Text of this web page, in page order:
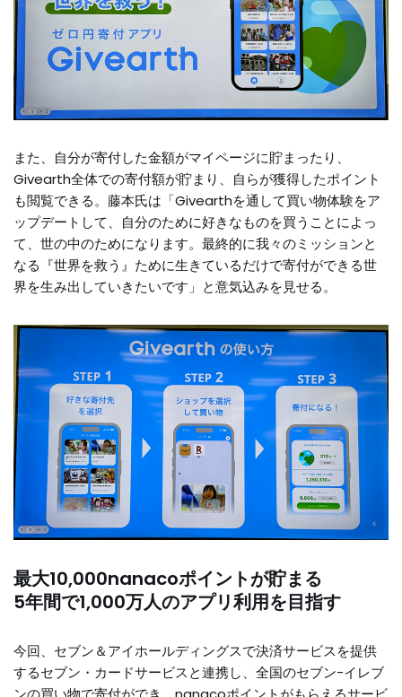
また、自分が寄付した金額がマイページに貯まったり、
Givearth全体での寄付額が貯まり、自らが獲得したポイント
も閲覧できる。藤本氏は「Givearthを通して買い物体験をア
ップデートして、自分のために好きなものを買うことによっ
て、世の中のためになります。最終的に我々のミッションと
なる『世界を救う』ために生きているだけで寄付ができる世
界を生み出していきたいです」と意気込みを見せる。
最大10,000nanacoポイントが貯まる
5年間で1,000万人のアプリ利用を目指す
今回、セブン＆アイホールディングスで決済サービスを提供
するセブン・カードサービスと連携し、全国のセブン-イレブ